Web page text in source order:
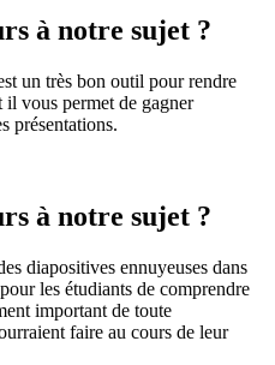
à notre sujet ?
un très bon outil pour rendre
il vous permet de gagner
présentations.
à notre sujet ?
diapositives ennuyeuses dans
les étudiants de comprendre
important de toute
faire au cours de leur